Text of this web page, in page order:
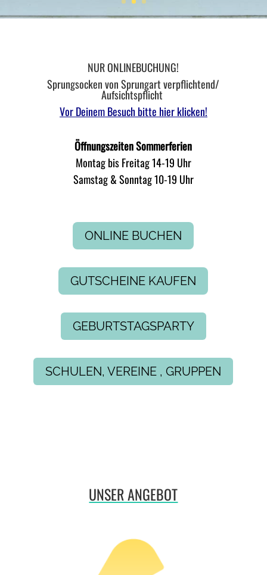
NUR ONLINEBUCHUNG!
Sprungsocken von Sprungart verpflichtend/
Aufsichtspflicht
Vor Deinem Besuch bitte hier klicken!
Öffnungszeiten Sommerferien
Montag bis Freitag 14-19 Uhr
Samstag & Sonntag 10-19 Uhr
ONLINE BUCHEN
GUTSCHEINE KAUFEN
GEBURTSTAGSPARTY
SCHULEN, VEREINE , GRUPPEN
UNSER ANGEBOT